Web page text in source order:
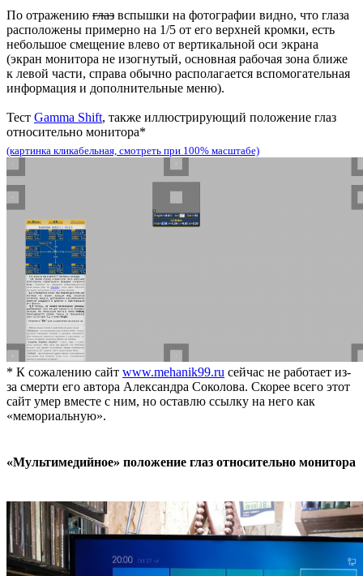
По отражению глаз вспышки на фотографии видно, что глаза
расположены примерно на 1/5 от его верхней кромки, есть
небольшое смещение влево от вертикальной оси экрана
(экран монитора не изогнутый, основная рабочая зона ближе
к левой части, справа обычно располагается вспомогательная
информация и дополнительные меню).
Тест Gamma Shift, также иллюстрирующий положение глаз
относительно монитора*
(картинка кликабельная, смотреть при 100% масштабе)
* К сожалению сайт www.mehanik99.ru сейчас не работает из-
за смерти его автора Александра Соколова. Скорее всего этот
сайт умер вместе с ним, но оставлю ссылку на него как
«мемориальную».
«Мультимедийное» положение глаз относительно монитора